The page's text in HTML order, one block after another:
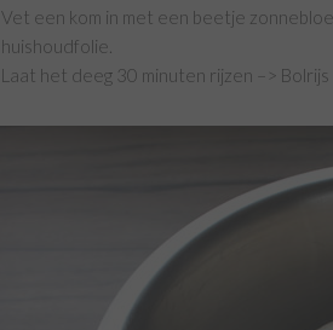
Vet een kom in met een beetje
huishoudfolie.
Laat het deeg 30 minuten rijzen –>